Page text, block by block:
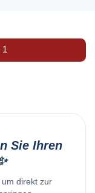
1
Sie Ihren
um direkt zur